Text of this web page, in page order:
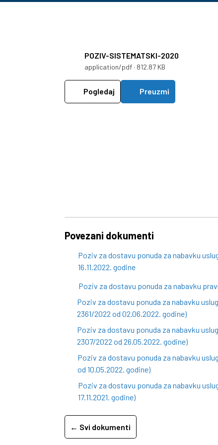
POZIV-SISTEMATSKI-2020
application/pdf · 812.87 KB
Pogledaj Preuzmi
Povezani dokumenti
Poziv za dostavu ponuda za nabavku
16.11.2022. godine
Poziv za dostavu ponuda za nabavku
Poziv za dostavu ponuda za nabavku
2361/2022 od 02.06.2022. godine)
Poziv za dostavu ponuda za nabavku
2307/2022 od 26.05.2022. godine)
Poziv za dostavu ponuda za nabavku
od 10.05.2022. godine)
Poziv za dostavu ponuda za nabavku
17.11.2021. godine)
← Svi dokumenti